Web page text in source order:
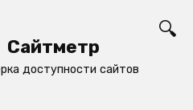
Сайтметр
доступности сайтов